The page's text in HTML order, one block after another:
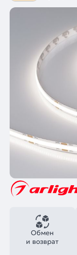
Обмен
и возврат